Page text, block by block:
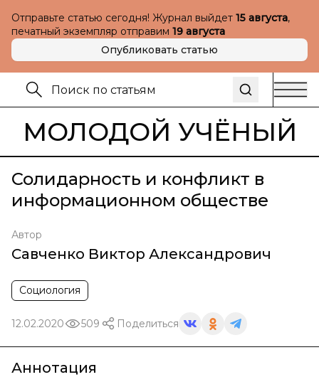
Отправьте статью сегодня! Журнал выйдет 15 августа,
печатный экземпляр отправим 19 августа
Опубликовать статью
МОЛОДОЙ УЧЁНЫЙ
Солидарность и конфликт в
информационном обществе
Автор
Савченко Виктор Александрович
Социология
12.02.2020 509 Поделиться
Аннотация